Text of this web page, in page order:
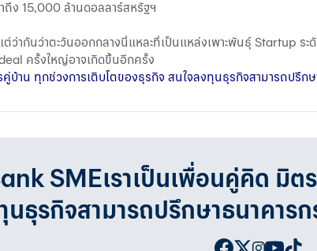
ง 15,000 ล้านดอลลาร์สหรัฐฯ
ว่ากันว่าตะวันออกกลางนี่แหละที่เป็นแหล่งเพาะพันธุ์ Startup
deal ครั้งใหญ่อาจเกิดขึ้นอีกครั้ง
บ้าน ทุกช่วงการเติบโตของธุรกิจ สนใจลงทุนธุรกิจสามารถปรึก
SMEเราเป็นเพื่อนคู่คิด มิต
นธุรกิจสามารถปรึกษาธนาคา